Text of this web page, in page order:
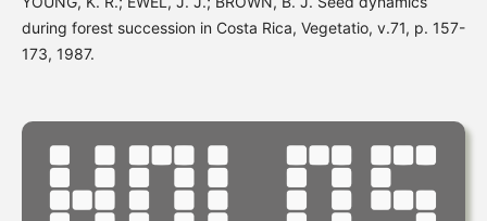
during forest succession in Costa Rica, Vegetatio, v.71, p. 157-
173, 1987.